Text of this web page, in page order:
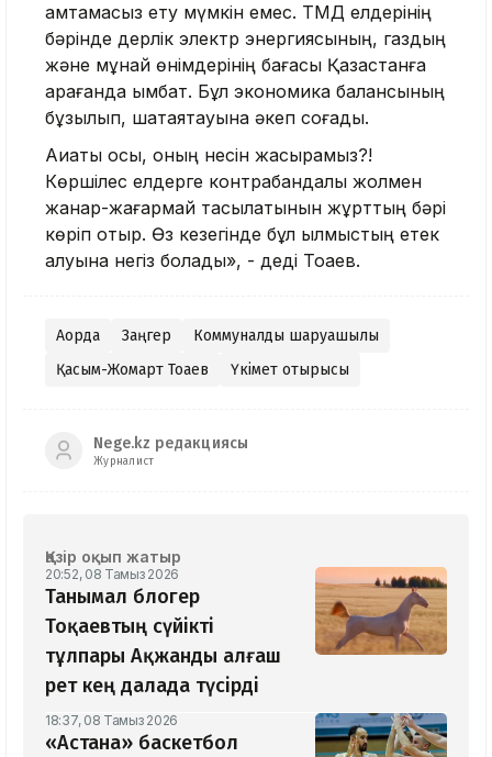
қамтамасыз ету мүмкін емес. ТМД елдерінің
бәрінде дерлік электр энергиясының, газдың
және мұнай өнімдерінің бағасы Қазақстанға
қарағанда қымбат. Бұл экономика балансының
бұзылып, шатқаяқтауына әкеп соғады.
Ақиқаты осы, оның несін жасырамыз?!
Көршілес елдерге контрабандалық жолмен
жанар-жағармай тасылатынын жұрттың бәрі
көріп отыр. Өз кезегінде бұл қылмыстың етек
алуына негіз болады», - деді Тоқаев.
Ақорда Заңгер
Коммуналдық шаруашылық
Қасым-Жомарт Тоқаев
Үкімет отырысы
Nege.kz редакциясы
Журналист
Қазір оқып жатыр
20:52, 08 Тамыз 2026
Танымал блогер
Тоқаевтың сүйікті
тұлпары Ақжанды алғаш
рет кең далада түсірді
18:37, 08 Тамыз 2026
«Астана» баскетбол